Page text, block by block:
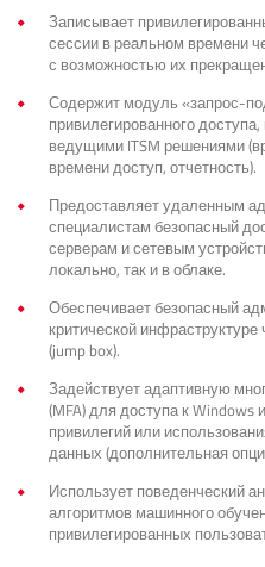
Записывает
сессии в реальном времени
с возможностью их
Содержит модуль «запрос-
привилегированного
ведущими ITSM решениями
времени доступ, отчетность).
Предоставляет удаленным
специалистам безопасный
серверам и сетевым
локально, так и в облаке.
Обеспечивает безопасный
критической
(jump box).
Задействует адаптивную
(MFA) для доступа к
привилегий или
данных (дополнительная
Использует поведенческий
алгоритмов машинного
привилегированных